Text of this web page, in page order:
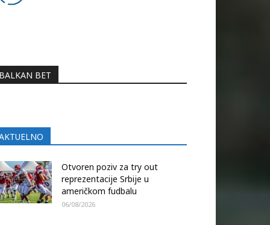
BET
Otvoren poziv za try out
reprezentacije Srbije u
američkom fudbalu
06/08/2026